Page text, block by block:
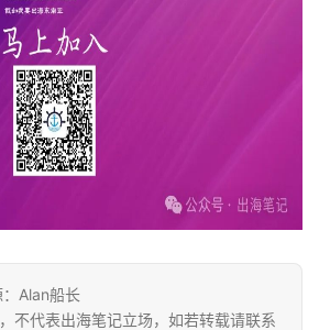
Alan船长
不代表出海笔记立场，如若转载请联系